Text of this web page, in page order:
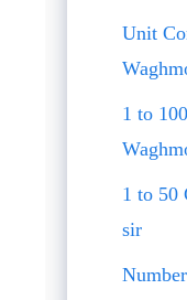
Unit
1 to
1 to 50
sir